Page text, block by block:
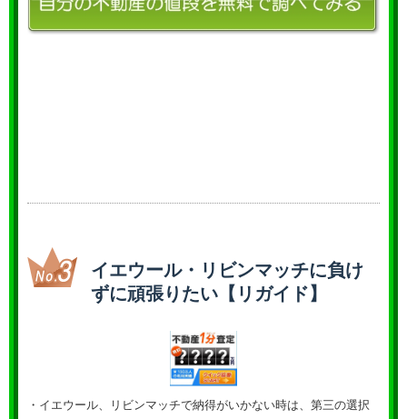
イエウール・リビンマッチに負け
ずに頑張りたい【リガイド】
・イエウール、リビンマッチで納得がいかない時は、第三の選択